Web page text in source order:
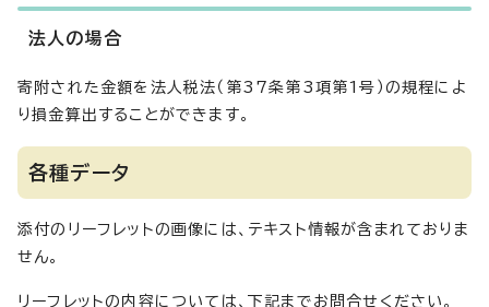
法人の場合
寄附された金額を法人税法（第37条第3項第1号）の規程によ
り損金算出することができます。
各種データ
添付のリーフレットの画像には、テキスト情報が含まれておりま
せん。
リーフレットの内容については、下記までお問合せください。